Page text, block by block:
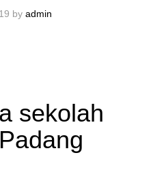
by admin
sekolah